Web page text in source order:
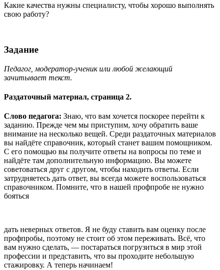
Какие качества нужны специалисту, чтобы хорошо выполнять
свою работу?
Задание
Педагог, модератор-ученик или любой желающий
зачитывает текст.
Раздаточный материал, страница 2.
Слово педагога: Знаю, что вам хочется поскорее перейти к
заданию. Прежде чем мы приступим, хочу обратить ваше
внимание на несколько вещей. Среди раздаточных материалов
вы найдёте справочник, который станет вашим помощником.
С его помощью вы получите ответы на вопросы по теме и
найдёте там дополнительную информацию. Вы можете
советоваться друг с другом, чтобы находить ответы. Если
затрудняетесь дать ответ, вы всегда можете воспользоваться
справочником. Помните, что в нашей профпробе не нужно
бояться
дать неверных ответов. Я не буду ставить вам оценку после
профпробы, поэтому не стоит об этом переживать. Всё, что
вам нужно сделать, — постараться погрузиться в мир этой
профессии и представить, что вы проходите небольшую
стажировку. А теперь начинаем!